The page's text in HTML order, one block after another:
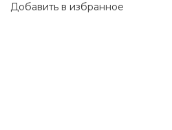
Добавить в избранное